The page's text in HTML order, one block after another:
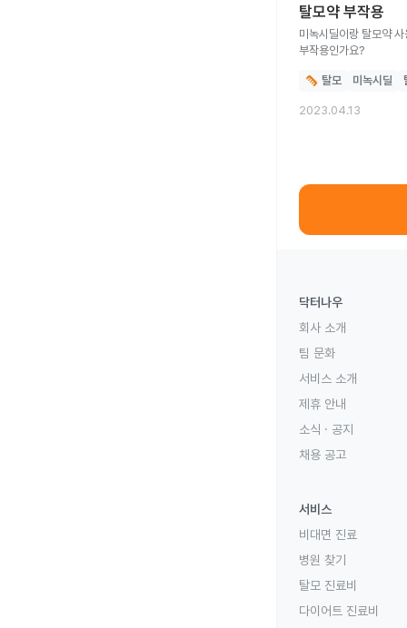
탈모약 부작용
미녹시딜이랑 탈모약
부작용인가요?
탈모 미녹시딜
2023.04.13
닥터나우
회사 소개
팀 문화
서비스 소개
제휴 안내
소식 · 공지
채용 공고
서비스
비대면 진료
병원 찾기
탈모 진료비
다이어트 진료비